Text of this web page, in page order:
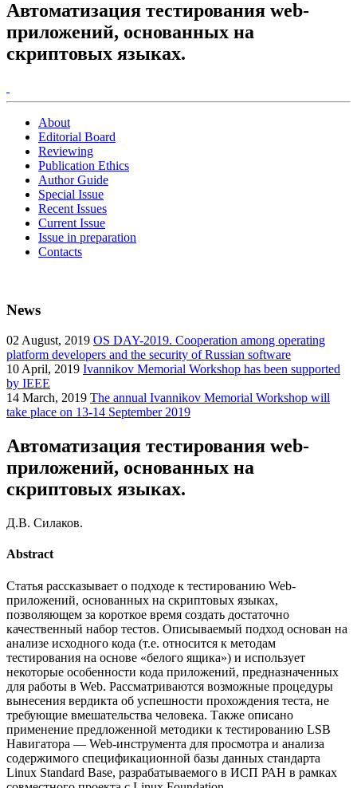
Автоматизация тестирования web-
приложений, основанных на
скриптовых языках.
About
Editorial Board
Reviewing
Publication Ethics
Author Guide
Special Issue
Recent Issues
Current Issue
Issue in preparation
Contacts
News
02 August, 2019 OS DAY-2019. Cooperation among operating
platform developers and the security of Russian software
10 April, 2019 Ivannikov Memorial Workshop has been supported
by IEEE
14 March, 2019 The annual Ivannikov Memorial Workshop will
take place on 13-14 September 2019
Автоматизация тестирования web-
приложений, основанных на
скриптовых языках.
Д.В. Силаков.
Abstract
Статья рассказывает о подходе к тестированию Web-
приложений, основанных на скриптовых языках,
позволяющем за короткое время создать достаточно
качественный набор тестов. Описываемый подход основан на
анализе исходного кода (т.е. относится к методам
тестирования на основе «белого ящика») и использует
некоторые особенности кода приложений, предназначенных
для работы в Web. Рассматриваются возможные процедуры
вынесения вердикта об успешности прохождения теста, не
требующие вмешательства человека. Также описано
применение предложенной методики к тестированию LSB
Навигатора — Web-инструмента для просмотра и анализа
содержимого спецификационной базы данных стандарта
Linux Standard Base, разрабатываемого в ИСП РАН в рамках